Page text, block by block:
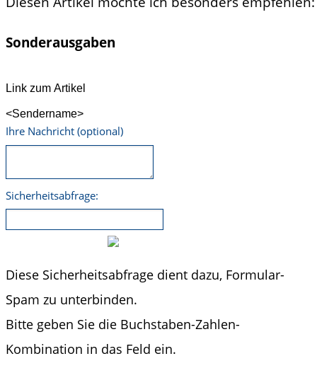
Sonderausgaben
Link zum Artikel
<Sendername>
Ihre Nachricht (optional)
Sicherheitsabfrage:
Diese Sicherheitsabfrage dient dazu, Formular-
Spam zu unterbinden.
Bitte geben Sie die Buchstaben-Zahlen-
Kombination in das Feld ein.